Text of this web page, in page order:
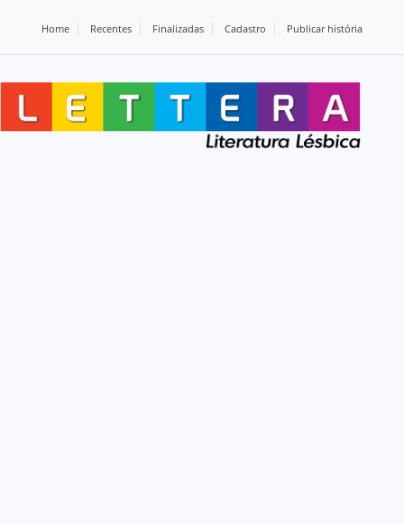
Home Recentes Finalizadas Cadastro Publicar história